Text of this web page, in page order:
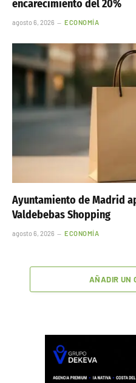
encarecimiento del 20%
agosto 6, 2026 ECONOMÍA
Ayuntamiento de Madrid
Valdebebas Shopping
agosto 6, 2026 ECONOMÍA
AÑADIR UN